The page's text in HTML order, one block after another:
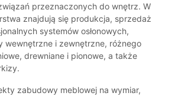
przeznaczonych do wnętrz. W
znajdują się produkcja, sprzedaż
systemów osłonowych,
wewnętrzne i zewnętrzne, różnego
drewniane i pionowe, a także
zabudowy meblowej na wymiar,